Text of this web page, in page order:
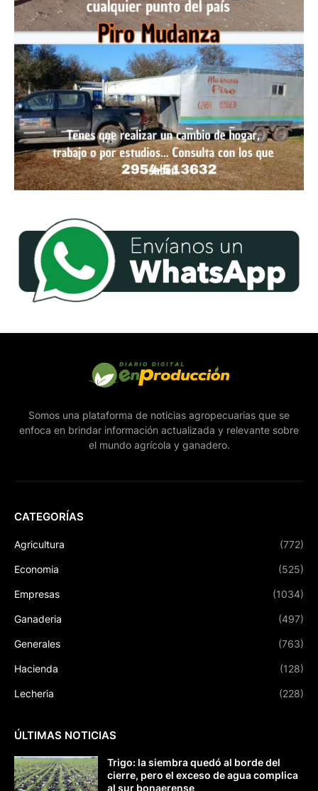
Somos una plataforma de noticias agropecuarias que se
enfoca en brindar información actualizada y relevante sobre
el mundo agrícola y ganadero.
CATEGORÍAS
Agricultura (772)
Economia (525)
Empresas (1034)
Ganaderia (497)
Generales (763)
Hacienda (128)
Lecheria (228)
ÚLTIMAS NOTICIAS
Trigo: la siembra quedó al borde del
cierre, pero el exceso de agua complica
al sur bonaerense